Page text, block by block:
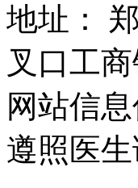
地址：
叉口工商
网站信
遵照医